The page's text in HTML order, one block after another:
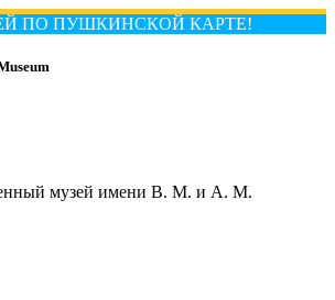
ПО ПУШКИНСКОЙ КАРТЕ!
музей имени В. М. и А. М.